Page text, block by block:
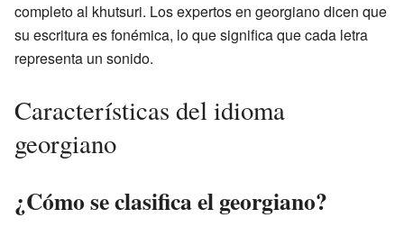
completo al khutsuri. Los expertos en georgiano dicen que
su escritura es fonémica, lo que significa que cada letra
representa un sonido.
Características del idioma
georgiano
¿Cómo se clasifica el georgiano?